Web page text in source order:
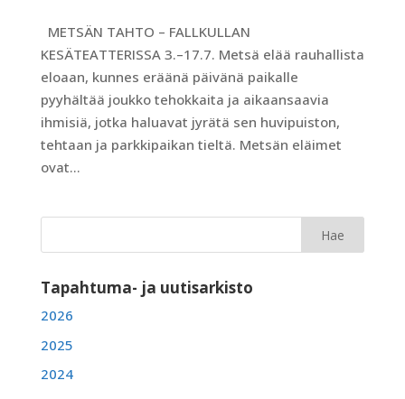
METSÄN TAHTO – FALLKULLAN
KESÄTEATTERISSA 3.–17.7. Metsä elää rauhallista
eloaan, kunnes eräänä päivänä paikalle
pyyhältää joukko tehokkaita ja aikaansaavia
ihmisiä, jotka haluavat jyrätä sen huvipuiston,
tehtaan ja parkkipaikan tieltä. Metsän eläimet
ovat...
Tapahtuma- ja uutisarkisto
2026
2025
2024